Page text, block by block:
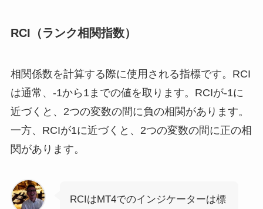
RCI（ランク相関指数）
相関係数を計算する際に使用される指標です。RCI
は通常、-1から1までの値を取ります。RCIが-1に
近づくと、2つの変数の間に負の相関があります。
一方、RCIが1に近づくと、2つの変数の間に正の相
関があります。
RCIはMT4でのインジケーターは標